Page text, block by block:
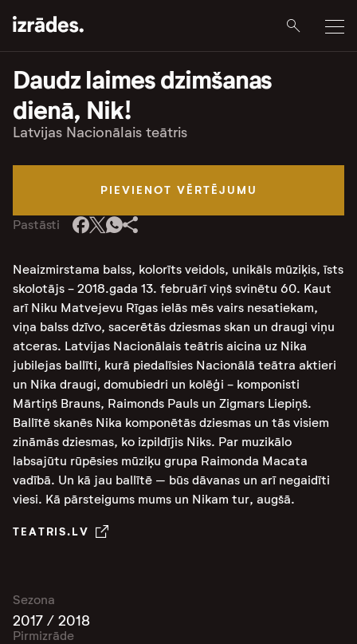
Daudz laimes dzimšanas
dienā, Nik!
Latvijas Nacionālais teātris
PIEVIENOT VĒRTĒJUMU
Pastāsti
Neaizmirstama balss, kolorīts veidols, unikāls mūziķis, īsts
skolotājs - 2018.gada 13. februārī viņš svinētu 60. Kaut
arī Niku Matvejevu Rīgas ielās mēs vairs nesatiekam,
viņa balss dzīvo, sacerētās dziesmas skan un draugi viņu
atceras. Latvijas Nacionālais teātris aicina uz Nika
jubilejas ballīti, kurā piedalīsies Nacionālā teātra aktieri
un Nika draugi, domubiedri un kolēģi - komponisti
Mārtiņš Brauns, Raimonds Pauls un Zigmars Liepiņš.
Ballītē skanēs Nika komponētās dziesmas un tās visiem
zināmās dziesmas, ko izpildījis Niks. Par muzikālo
labsajūtu rūpēsies mūziķu grupa Raimonda Macata
vadībā. Un kā jau ballītē – būs dāvanas un arī negaidīti
viesi. Kā pārsteigums mums un Nikam tur, augšā.
TEATRIS.LV
Sezona
2017 / 2018
Pirmizrāde